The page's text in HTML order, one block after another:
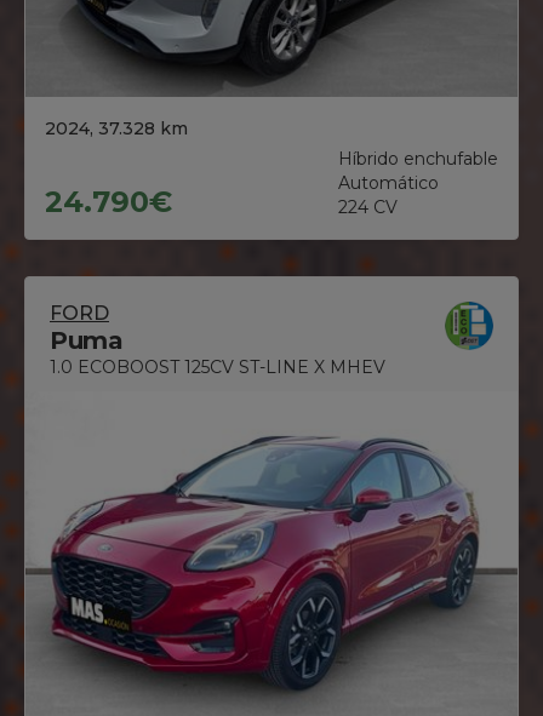
2024, 37.328 km
24.790€
Híbrido enchufable
Automático
224 CV
FORD
Puma
1.0 ECOBOOST 125CV ST-LINE X MHEV